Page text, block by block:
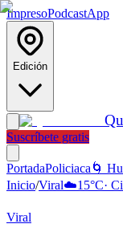
ImpresoPodcastApp
Edición
Suscríbete gratis
PortadaPoliciaca 🌀
Inicio/Viral☁️15°C·
Viral